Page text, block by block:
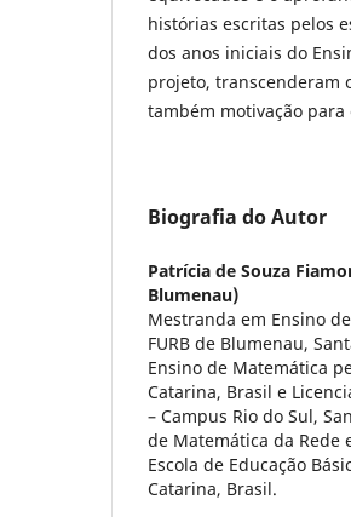
histórias escritas pelos
dos anos iniciais do
projeto, transcenderam
também motivação
Biografia do Autor
Patrícia de Souza
Blumenau)
Mestranda em Ensino
FURB de Blumenau,
Ensino de Matemática
Catarina, Brasil e
– Campus Rio do Sul,
de Matemática da Rede
Escola de Educação
Catarina, Brasil.